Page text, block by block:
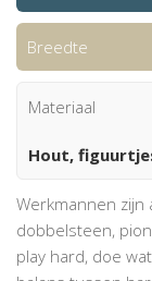
Breedte
Materiaal
Hout,
Werkmannen zijn
dobbelsteen,
play hard, doe